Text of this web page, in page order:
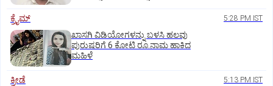
ಕ್ರೈಮ್ 5:28 PM IST
ಖಾಸಗಿ ವಿಡಿಯೋಗಳನ್ನು ಬಳಸಿ ಹಲವು
ಪುರುಷರಿಗೆ 6 ಕೋಟಿ ರೂ.ನಾಮ ಹಾಕಿದ
ಮಹಿಳೆ
ಕ್ರೀಡೆ 5:13 PM IST